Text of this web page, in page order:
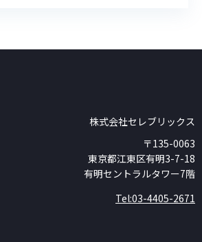
株式会社セレブリックス
〒135-0063
東京都江東区有明3-7-18
有明セントラルタワー7階
Tel:03-4405-2671